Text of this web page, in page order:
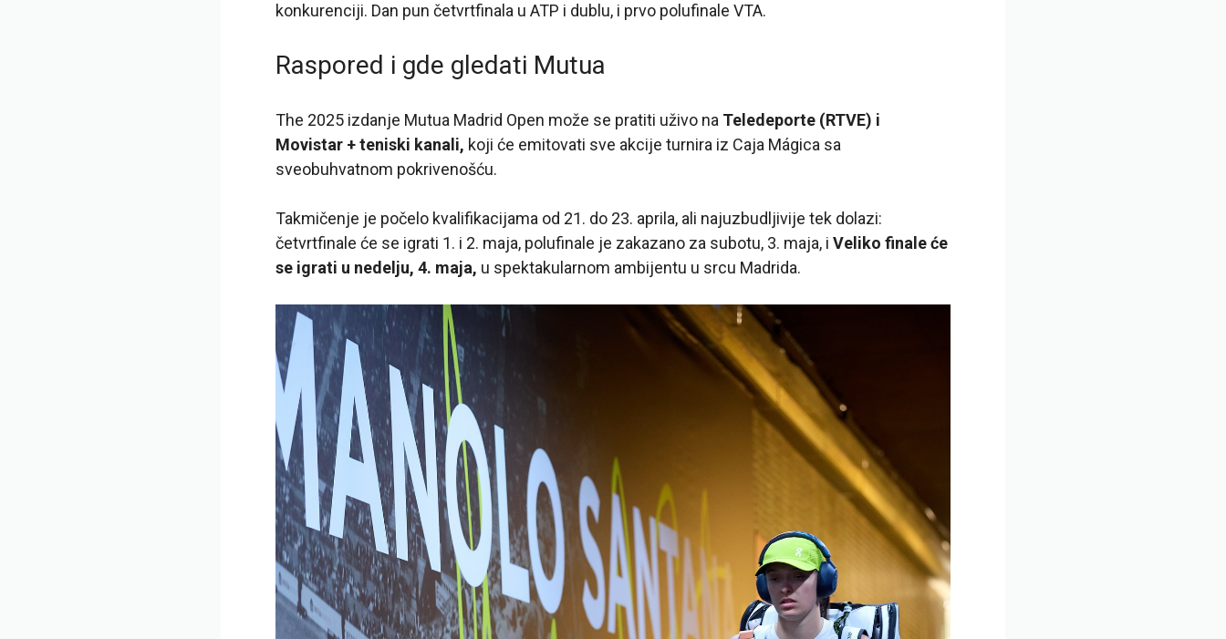
konkurenciji. Dan pun četvrtfinala u ATP i dublu, i prvo polufinale VTA.
Raspored i gde gledati Mutua
The 2025 izdanje Mutua Madrid Open može se pratiti uživo na Teledeporte (RTVE) i
Movistar + teniski kanali, koji će emitovati sve akcije turnira iz Caja Mágica sa
sveobuhvatnom pokrivenošću.
Takmičenje je počelo kvalifikacijama od 21. do 23. aprila, ali najuzbudljivije tek dolazi:
četvrtfinale će se igrati 1. i 2. maja, polufinale je zakazano za subotu, 3. maja, i Veliko finale će
se igrati u nedelju, 4. maja, u spektakularnom ambijentu u srcu Madrida.